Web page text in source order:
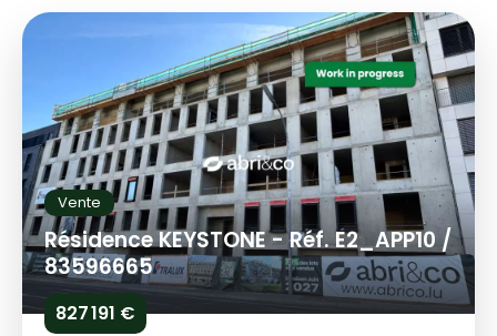
Vente
Résidence KEYSTONE - Réf. E2_APP10 /
83596665
827 191 €